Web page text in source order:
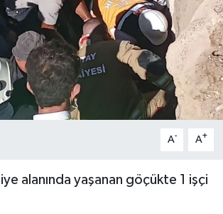
A- A+
alanında yaşanan göçükte 1 işçi